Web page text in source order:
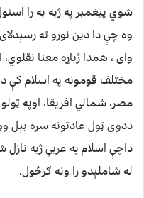
شوي پیغمبر په ژبه به را
وه چې دا دین نورو ته
وای ، همدا ژباړه معنا
مختلف قومونه په اسلام کې
مصر، شمالي افریقا، اوپه
ددوی ټول عادتونه سره بېل
داچې اسلام په عربي ژبه
له شاملېدو را ونه ګرځول.